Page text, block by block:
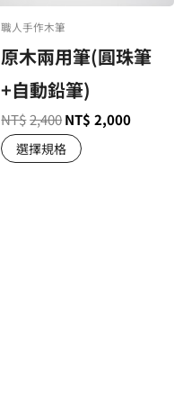
職人手作木筆
原木兩用筆(圓珠筆
+自動鉛筆)
NT$2,400NT$ 2,000
選擇規格